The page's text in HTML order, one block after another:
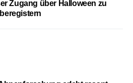
Zugang über Halloween zu